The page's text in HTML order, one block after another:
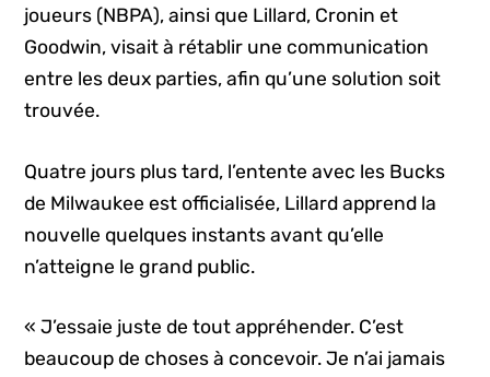
joueurs (NBPA), ainsi que Lillard, Cronin et
Goodwin, visait à rétablir une communication
entre les deux parties, afin qu’une solution soit
trouvée.
Quatre jours plus tard, l’entente avec les Bucks
de Milwaukee est officialisée, Lillard apprend la
nouvelle quelques instants avant qu’elle
n’atteigne le grand public.
« J’essaie juste de tout appréhender. C’est
beaucoup de choses à concevoir. Je n’ai jamais